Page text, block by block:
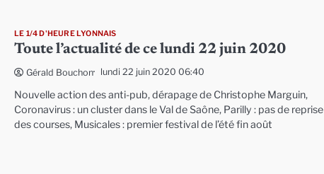
LE 1/4 D'HEURE LYONNAIS
Toute l’actualité de ce lundi 22 juin 2020
Gérald Bouchon lundi 22 juin 2020 06:40
Nouvelle action des anti-pub, dérapage de Christophe Marguin,
Coronavirus : un cluster dans le Val de Saône, Parilly : pas de reprise
des courses, Musicales : premier festival de l’été fin août